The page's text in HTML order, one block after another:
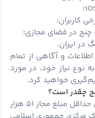
کاربران؛
چنج در فضای مجازی؛
در ایران.
و آگاهی از تمام
نیاز خود، در مورد
خواهید کرد.
چقدر است؟
برای برداشت از حساب در این صرافی حداقل مبلغ مجاز ۵۱ هزار